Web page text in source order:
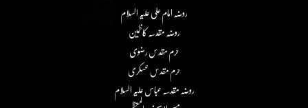
روضہ امام علی علیہ السلام
روضہ مقدسہ کاظمین
حرم مقدس رضوی
حرم مقدس عسکری
روضہ مقدسہ عباس علیہ السلام